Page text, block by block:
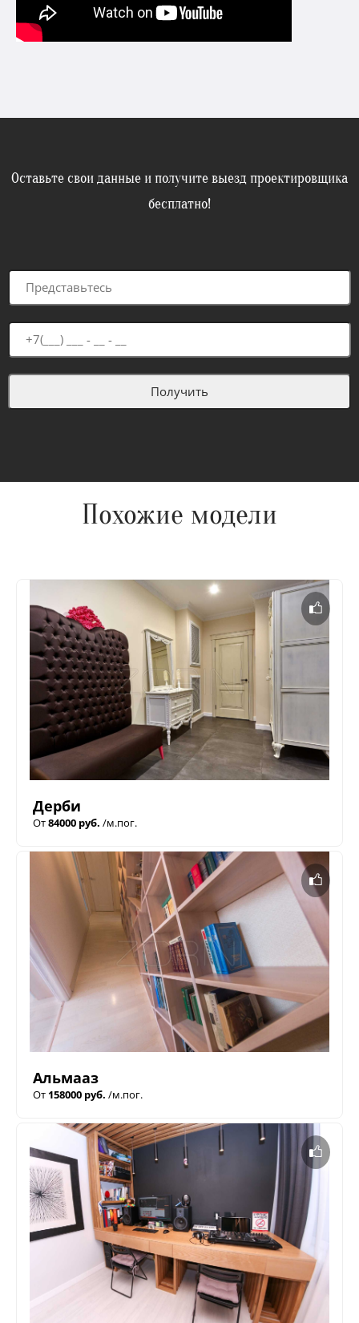
Оставьте свои данные и получите выезд проектировщика
бесплатно!
Похожие модели
Дерби
От84000 руб. /м.пог.
Альмааз
От 158000 руб. /м.пог.